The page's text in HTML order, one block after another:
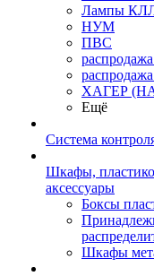
Лампы
НУМ
ПВС
ХАГЕР
Ещё
Система
Шкафы,
аксессуары
Боксы
Шкафы